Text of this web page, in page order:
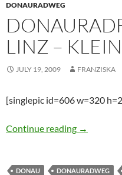
DONAURADWEG
LINZ –
JULY 19, 2009 FRANZISKA
[singlepic id=606 w=320
Continue reading →
DONAU DONAURADWEG